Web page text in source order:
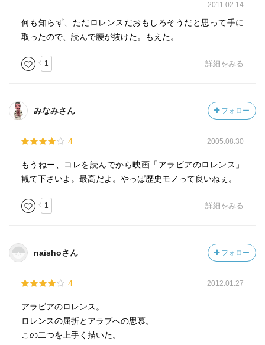
2011.02.14
何も知らず、ただロレンスだおもしろそうだと思って手に
取ったので、読んで腰が抜けた。もえた。
1 詳細をみる
みなみさん フォロー
4 2005.08.30
もうねー、コレを読んでから映画「アラビアのロレンス」
観て下さいよ。最高だよ。やっぱ歴史モノって良いねぇ。
1 詳細をみる
naishoさん フォロー
4 2012.01.27
アラビアのロレンス。
ロレンスの屈折とアラブへの思慕。
この二つを上手く描いた。